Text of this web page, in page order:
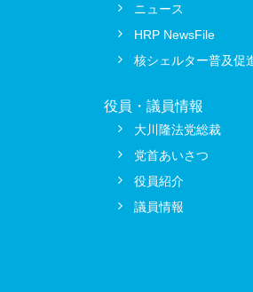
ニュース
HRP NewsFile
核シェルター普及促
役員・議員情報
大川隆法党総裁
党首あいさつ
役員紹介
議員情報